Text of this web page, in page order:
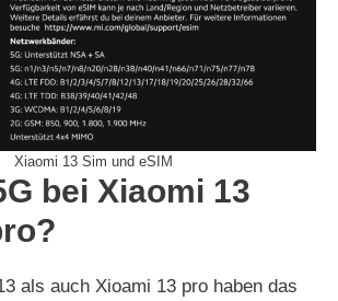
Xiaomi 13 Sim und eSIM
bei Xiaomi 13
als auch Xioami 13 pro haben das